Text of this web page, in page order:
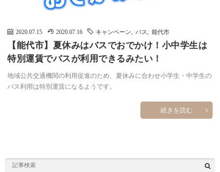
2020.07.15 2020.07.16 キャンペーン バス 能代市
【能代市】夏休みはバスでおでかけ！小中学生は
特別運賃でバスが利用できるみたい！
地域公共交通機関の利用促進のため、夏休みに合わせ小学生・中学生の
バス利用は特別運賃になるようです。
続きを読む